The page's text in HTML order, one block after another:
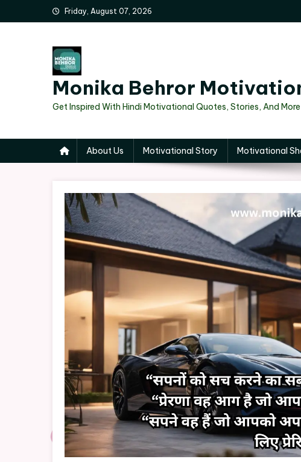
to
Friday, August 07, 2026
Monika Behror
Get Inspired With Hindi Motivational Quotes, Stories, And
About Us Motivational Story Motivational